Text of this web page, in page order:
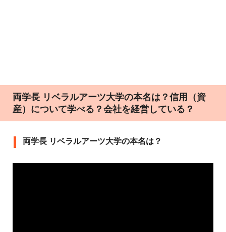
両学長 リベラルアーツ大学の本名は？信用（資
産）について学べる？会社を経営している？
両学長 リベラルアーツ大学の本名は？